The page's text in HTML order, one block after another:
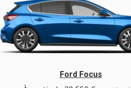
Ford Focus